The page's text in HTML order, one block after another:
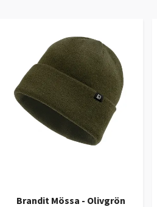
Brandit Mössa - Olivgrön